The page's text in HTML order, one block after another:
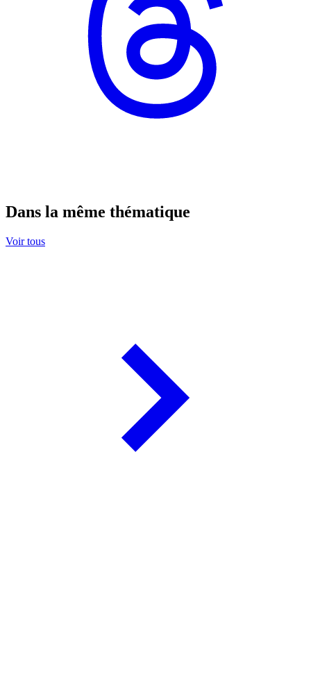
Dans la même thématique
Voir tous